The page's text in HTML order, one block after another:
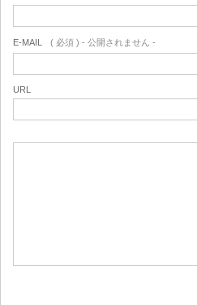
E-MAIL ( 必須 ) - 公開されません -
URL